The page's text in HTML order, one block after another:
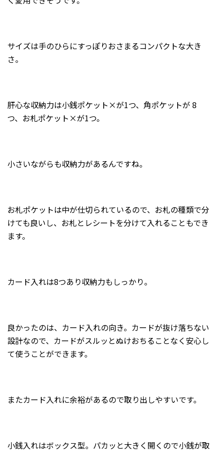
サイズは手のひらにすっぽりおさまるコンパクトな大き
さ。
肝心な収納力は小銭ポケット×が1つ、角ポケットが 8
つ、お札ポケット×が1つ。
小さいながらも収納力があるんですね。
お札ポケットは中が仕切られているので、お札の種類で分
けても良いし、お札とレシートを分けて入れることもでき
ます。
カード入れは8つあり収納力もしっかり。
良かったのは、カード入れの向き。カードが抜け落ちない
設計なので、カードがスルッとぬけおちることなく安心し
て使うことができます。
またカード入れに余裕があるので取り出しやすいです。
小銭入れはボックス型。パカッと大きく開くので小銭が取